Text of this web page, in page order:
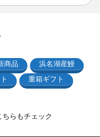
...商品
浜名湖産鰻
重箱ギフト
らもチェック